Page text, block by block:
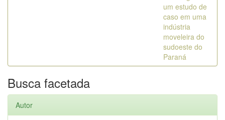
um estudo de
caso em uma
indústria
moveleira do
sudoeste do
Paraná
Busca facetada
Autor